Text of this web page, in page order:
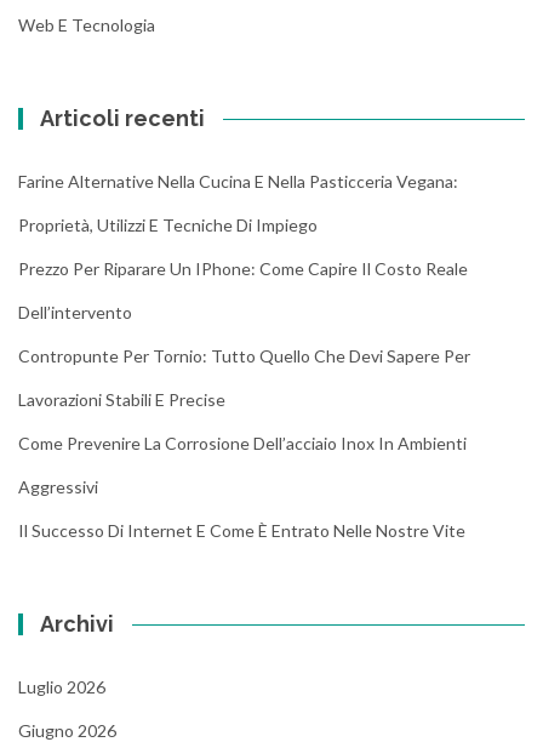
Web E Tecnologia
Articoli recenti
Farine Alternative Nella Cucina E Nella Pasticceria Vegana:
Proprietà, Utilizzi E Tecniche Di Impiego
Prezzo Per Riparare Un IPhone: Come Capire Il Costo Reale
Dell’intervento
Contropunte Per Tornio: Tutto Quello Che Devi Sapere Per
Lavorazioni Stabili E Precise
Come Prevenire La Corrosione Dell’acciaio Inox In Ambienti
Aggressivi
Il Successo Di Internet E Come È Entrato Nelle Nostre Vite
Archivi
Luglio 2026
Giugno 2026